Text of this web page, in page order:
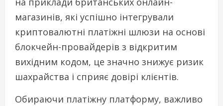
магазинів, які успішно інтегрували
криптовалютні платіжні шлюзи на основі
блокчейн-провайдерів з відкритим
вихідним кодом, це значно знижує ризик
шахрайства і сприяє довірі клієнтів.
Обираючи платіжну платформу, важливо